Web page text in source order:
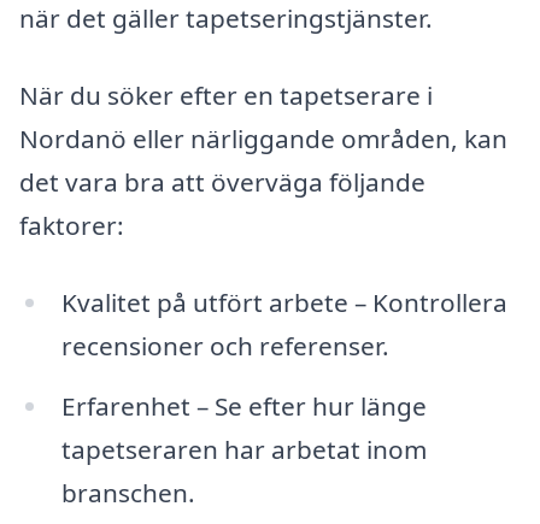
när det gäller tapetseringstjänster.
När du söker efter en tapetserare i
Nordanö eller närliggande områden, kan
det vara bra att överväga följande
faktorer:
Kvalitet på utfört arbete – Kontrollera
recensioner och referenser.
Erfarenhet – Se efter hur länge
tapetseraren har arbetat inom
branschen.